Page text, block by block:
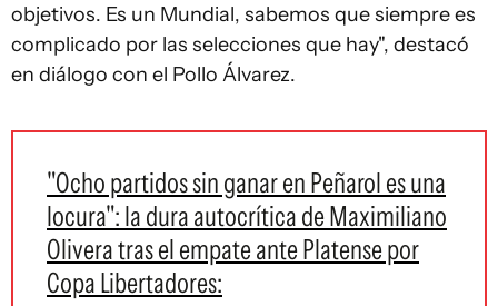
objetivos. Es un Mundial, sabemos que siempre es
complicado por las selecciones que hay", destacó
en diálogo con el Pollo Álvarez.
"Ocho partidos sin ganar en Peñarol es una
locura": la dura autocrítica de Maximiliano
Olivera tras el empate ante Platense por
Copa Libertadores: